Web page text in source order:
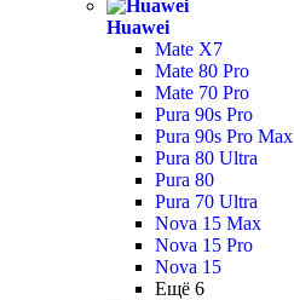
Huawei
Mate X7
Mate 80 Pro
Mate 70 Pro
Pura 90s Pro
Pura 90s Pro Max
Pura 80 Ultra
Pura 80
Pura 70 Ultra
Nova 15 Max
Nova 15 Pro
Nova 15
Ещё 6